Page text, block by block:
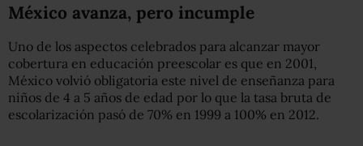
México avanza, pero incumple
Uno de los aspectos celebrados para alcanzar mayor
cobertura en educación preescolar es que en 2001,
México volvió obligatoria este nivel de enseñanza para
niños de 4 a 5 años de edad por lo que la tasa bruta de
escolarización pasó de 70% en 1999 a 100% en 2012.